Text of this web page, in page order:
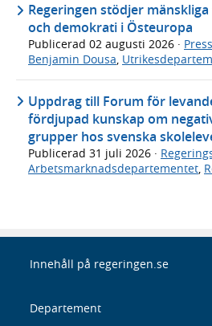
Regeringen stödjer
och demokrati i Östeuropa
Publicerad 02 augusti 2026 ·
Benjamin Dousa,
Uppdrag till Forum för
fördjupad kunskap om
grupper hos svenska
Publicerad 31 juli 2026 ·
Arbetsmarknadsdepartementet,
Innehåll på regeringen.se
Departement